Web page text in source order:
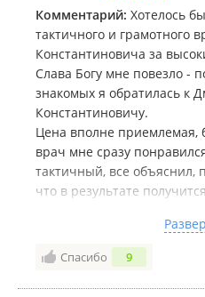
Комментарий: Хотелось
тактичного и грамотного
Константиновича за
Слава Богу мне повезло -
знакомых я обратилась к
Константиновичу.
Цена вполне приемлемая,
врач мне сразу
тактичный, все объяснил,
что в результате
И после сделал красивые
улыбаться )) .
Спасибо 9